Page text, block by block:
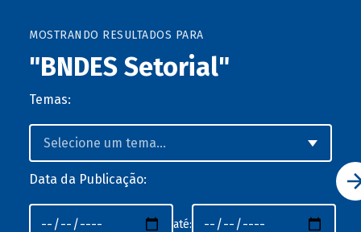
MOSTRANDO RESULTADOS PARA
"BNDES Setorial"
Temas:
Data da Publicação:
até: